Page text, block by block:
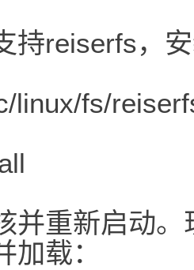
持reiserfs，
linux/fs/
并重新启动
加载：